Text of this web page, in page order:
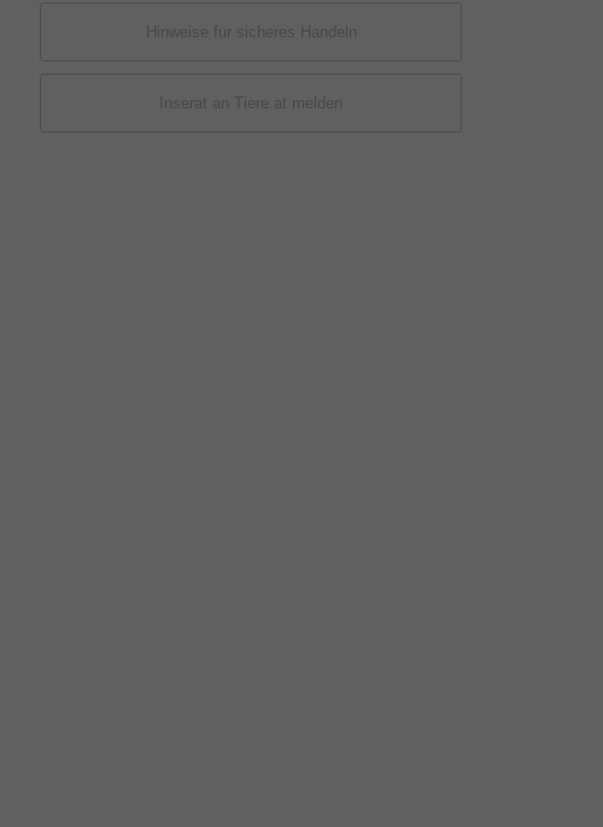
Hinweise für sicheres Handeln
Inserat an Tiere.at melden